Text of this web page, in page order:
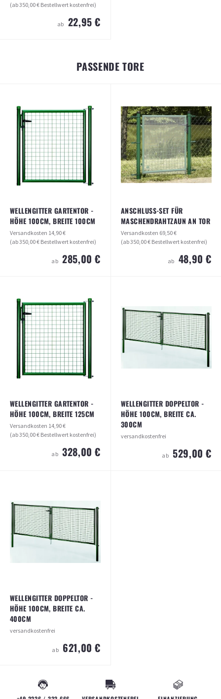
(ab 350,00 € Bestellwert kostenfrei)
ab 22,95 €
ARTIKEL ANSEHEN
PASSENDE TORE
WELLENGITTER GARTENTOR -
HÖHE 100CM, BREITE 100CM
Versandkosten 14,90 €
(ab 350,00 € Bestellwert kostenfrei)
ab 285,00 €
Versandkosten14,90 €
(ab 350,00 € Bestellwert kostenfrei)
ab 285,00 €
ARTIKEL ANSEHEN
ANSCHLUSS-SET FÜR
MASCHENDRAHTZAUN AN TOR
Versandkosten 69,50 €
(ab 350,00 € Bestellwert kostenfrei)
ab 48,90 €
(ab 350,00 € Bestellwert kostenfrei)
ab 48,90 €
WELLENGITTER GARTENTOR -
HÖHE 100CM, BREITE 125CM
Versandkosten 14,90 €
(ab 350,00 € Bestellwert kostenfrei)
ab 328,00 €
(ab 350,00 € Bestellwert kostenfrei)
ab 328,00 €
WELLENGITTER DOPPELTOR -
HÖHE 100CM, BREITE CA.
300CM
versandkostenfrei
ab 529,00 €
WELLENGITTER DOPPELTOR -
HÖHE 100CM, BREITE CA.
400CM
versandkostenfrei
ab 621,00 €
100CM, BREITE CA. 400CM